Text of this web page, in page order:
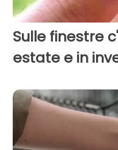
Sulle finestre
estate e in